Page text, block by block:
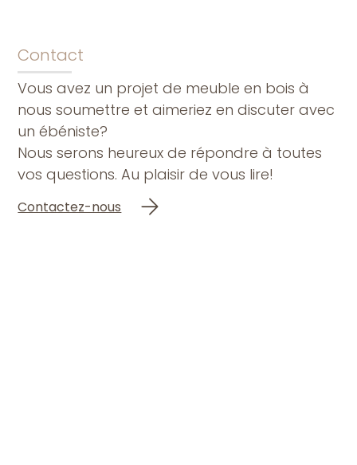
Contact
Vous avez un projet de meuble en bois à
nous soumettre et aimeriez en discuter avec
un ébéniste?
Nous serons heureux de répondre à toutes
vos questions. Au plaisir de vous lire!
Contactez-nous